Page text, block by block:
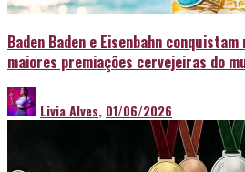
Baden Baden e Eisenbahn
maiores premiações cervejeiras do
Livia Alves, 01/06/2026